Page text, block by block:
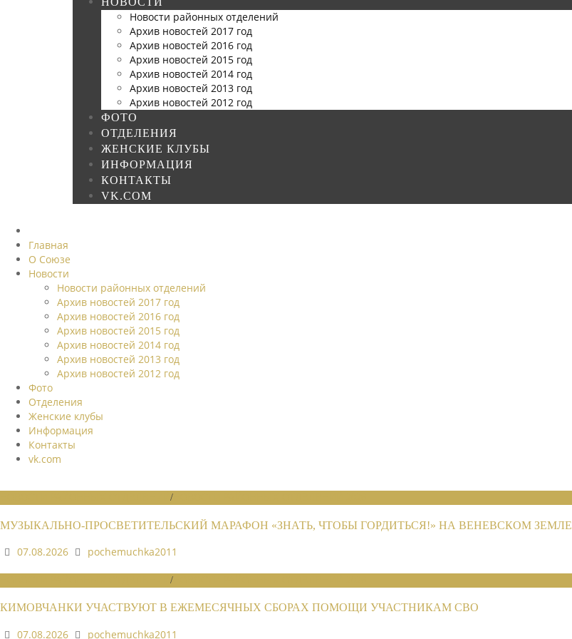
Новости районных отделений
Архив новостей 2017 год
Архив новостей 2016 год
Архив новостей 2015 год
Архив новостей 2014 год
Архив новостей 2013 год
Архив новостей 2012 год
ФОТО
ОТДЕЛЕНИЯ
ЖЕНСКИЕ КЛУБЫ
ИНФОРМАЦИЯ
КОНТАКТЫ
VK.COM
Главная
О Союзе
Новости
Новости районных отделений
Архив новостей 2017 год
Архив новостей 2016 год
Архив новостей 2015 год
Архив новостей 2014 год
Архив новостей 2013 год
Архив новостей 2012 год
Фото
Отделения
Женские клубы
Информация
Контакты
vk.com
/
МУЗЫКАЛЬНО-ПРОСВЕТИТЕЛЬСКИЙ МАРАФОН «ЗНАТЬ, ЧТОБЫ ГОРДИТЬСЯ!» НА ВЕНЕВСКОМ ЗЕМЛЕ
07.08.2026
pochemuchka2011
/
КИМОВЧАНКИ УЧАСТВУЮТ В ЕЖЕМЕСЯЧНЫХ СБОРАХ ПОМОЩИ УЧАСТНИКАМ СВО
07.08.2026
pochemuchka2011